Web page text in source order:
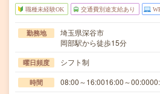
職種未経験OK 交通費別途支給あり
勤務地
埼玉県深谷市
岡部駅から徒歩15分
曜日頻度 シフト制
時間 08:00～16:0016:00～